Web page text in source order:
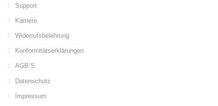
Support
Karriere
Widerrufsbelehrung
Konformitätserklärungen
AGB´S
Datenschutz
Impressum